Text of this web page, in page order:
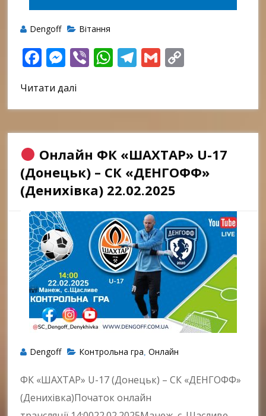
Dengoff Вітання
Facebook
Messenger
ViberWhatsApp
Telegram
Gmail
Читати далі
Онлайн ФК «ШАХТАР» U-17
(Донецьк) – СК «ДЕНГОФФ»
(Денихівка) 22.02.2025
Dengoff Контрольна гра ,Онлайн
ФК «ШАХТАР» U-17 (Донецьк) – СК «ДЕНГОФФ»
(Денихівка)Початок онлайн